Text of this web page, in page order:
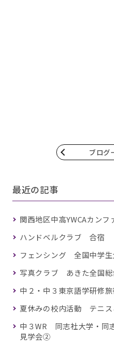
ブログ
最近の記事
関西地区中高YWCAカンフ
ハンドベルクラブ 合宿
フェンシング 全国中学生
写真クラブ あきた全国総
中２・中３東京語学研修
夏休みの校内活動 テニス
中３WR 同志社大学・同
見学会②